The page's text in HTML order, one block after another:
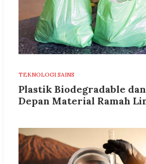
TEKNOLOGI SAINS
Plastik Biodegradable
Depan Material Ramah